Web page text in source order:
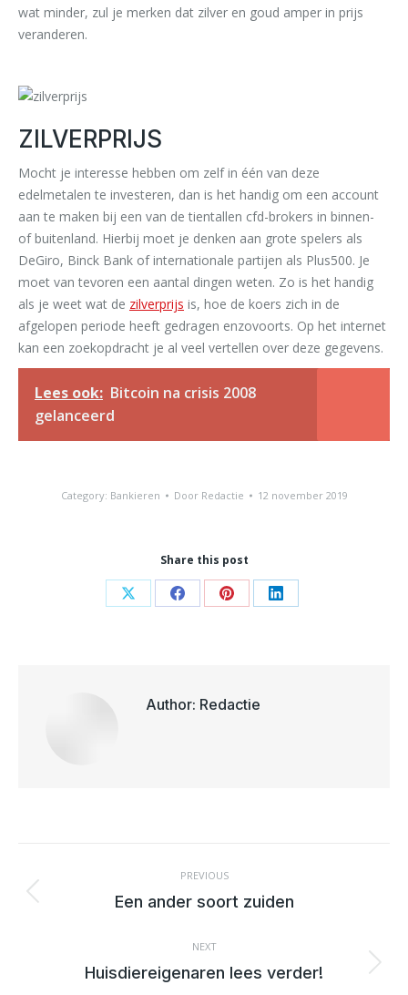
wat minder, zul je merken dat zilver en goud amper in prijs
veranderen.
ZILVERPRIJS
Mocht je interesse hebben om zelf in één van deze
edelmetalen te investeren, dan is het handig om een ​​account
aan te maken bij een van de tientallen cfd-brokers in binnen-
of buitenland. Hierbij moet je denken aan grote spelers als
DeGiro, Binck Bank of internationale partijen als Plus500. Je
moet van tevoren een aantal dingen weten. Zo is het handig
als je weet wat de zilverprijs is, hoe de koers zich in de
afgelopen periode heeft gedragen enzovoorts. Op het internet
kan een zoekopdracht je al veel vertellen over deze gegevens.
Lees ook: Bitcoin na crisis 2008
gelanceerd
Category: Bankieren Door Redactie 12 november 2019
Share this post
Share Share Share Share
Author: Redactie
NAVIGATION
PREVIOUS
Previous
Een ander soort zuiden
NEXT
Next
Huisdiereigenaren lees verder!